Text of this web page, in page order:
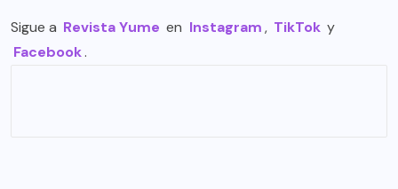
Sigue a Revista Yume en Instagram, TikTok y
Facebook.